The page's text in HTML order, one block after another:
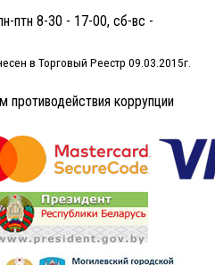
птн 8-30 - 17-00, сб-вс -
в Торговый Реестр 09.03.2015г.
коррупции